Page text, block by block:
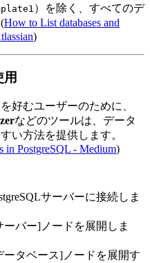
）を除く、すべてのデ
How to List databases and
)
好むユーザーのために、
などのツールは、データ
い方法を提供します。
in PostgreSQL - Medium)
サーバーに接続しま
バー]ノードを展開しま
タベース]ノードを展開す